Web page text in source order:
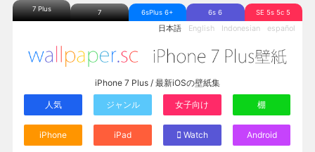
7 Plus 7 6sPlus 6+ 6s 6 SE 5s 5c 5
日本語 English Indonesian español
iPhone 7 Plus / 最新iOSの壁紙集
人気 ジャンル 女子向け 棚
iPhone iPad Watch Android